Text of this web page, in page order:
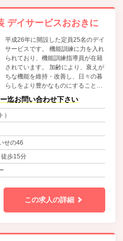
イサービスおおきに
平成26年に開設した定員25名のデイ
サービスです。 機能訓練に力を入れ
られており、機能訓練指導員が在籍
されています。 加齢により、衰えが
ちな機能を維持・改善し、日々の暮
らしをより豊かなものにすることを
目指します。 常に中立、客観的な判
断を意識し、適切なプランを組み立
てています。
迄お問い合わせ下さい
せの46
歩15分
この求人の詳細